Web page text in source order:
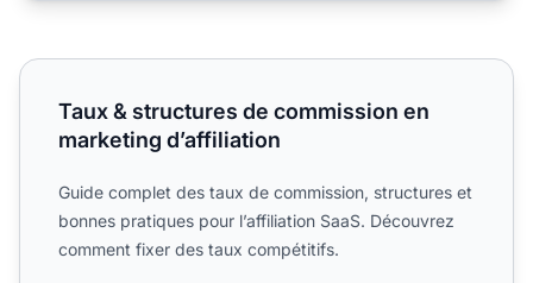
Taux & structures de commission en marketing d’affiliation
Taux & structures de commission en
marketing d’affiliation
Guide complet des taux de commission, structures et
bonnes pratiques pour l’affiliation SaaS. Découvrez
comment fixer des taux compétitifs.